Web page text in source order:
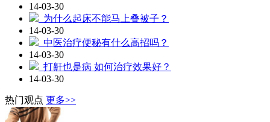
14-03-30
为什么起床不能马上叠被子？
14-03-30
中医治疗便秘有什么高招吗？
14-03-30
打鼾也是病 如何治疗效果好？
14-03-30
热门观点 更多>>